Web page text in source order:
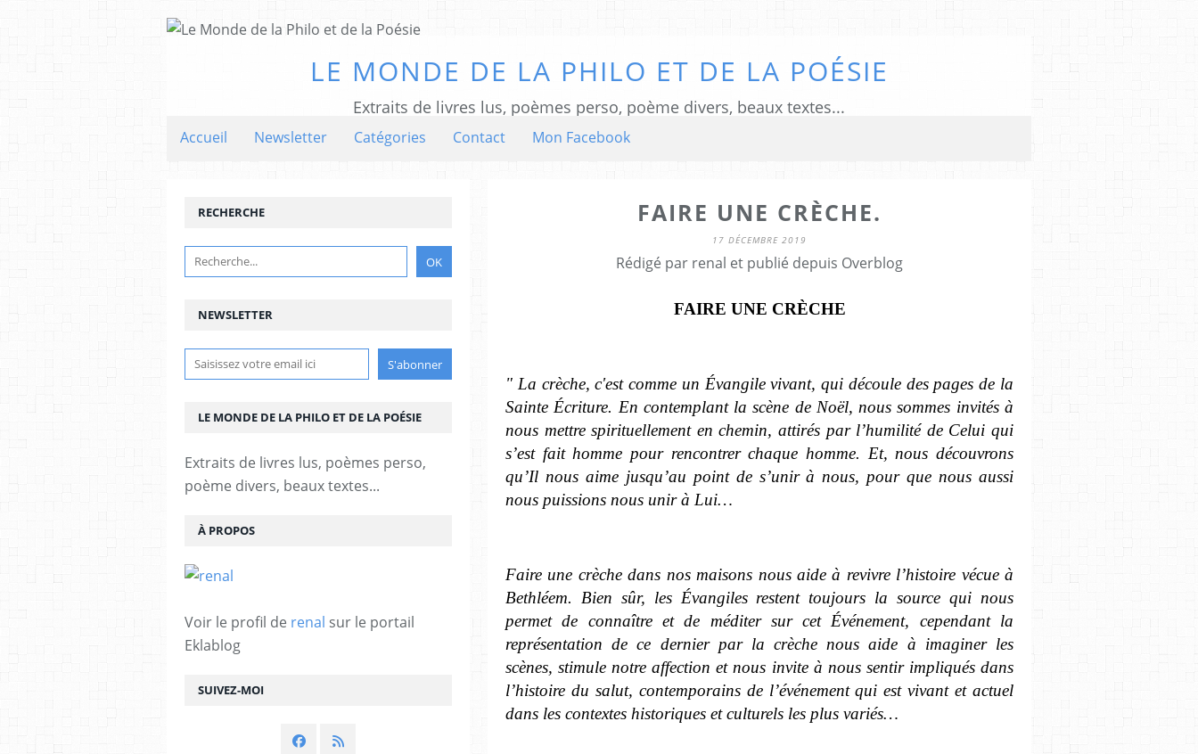
LE MONDE DE LA PHILO ET DE LA POÉSIE
Extraits de livres lus, poèmes perso, poème divers, beaux textes...
Accueil Newsletter Catégories Contact Mon Facebook
FAIRE UNE CRÈCHE.
17 DÉCEMBRE 2019
Rédigé par renal et publié depuis Overblog
FAIRE UNE CRÈCHE
" La crèche, c'est comme un Évangile vivant, qui découle des pages de la
Sainte Écriture. En contemplant la scène de Noël, nous sommes invités à
nous mettre spirituellement en chemin, attirés par l’humilité de Celui qui
s’est fait homme pour rencontrer chaque homme. Et, nous découvrons
qu’Il nous aime jusqu’au point de s’unir à nous, pour que nous aussi
nous puissions nous unir à Lui…
Faire une crèche dans nos maisons nous aide à revivre l’histoire vécue à
Bethléem. Bien sûr, les Évangiles restent toujours la source qui nous
permet de connaître et de méditer sur cet Événement, cependant la
représentation de ce dernier par la crèche nous aide à imaginer les
scènes, stimule notre affection et nous invite à nous sentir impliqués dans
l’histoire du salut, contemporains de l’événement qui est vivant et actuel
dans les contextes historiques et culturels les plus variés…
NEWSLETTER
SUIVEZ-MOI
RECHERCHE
LE MONDE DE LA PHILO ET DE LA POÉSIE
Extraits de livres lus, poèmes perso,
poème divers, beaux textes...
À PROPOS
Voir le profil de renal sur le portail
Eklablog